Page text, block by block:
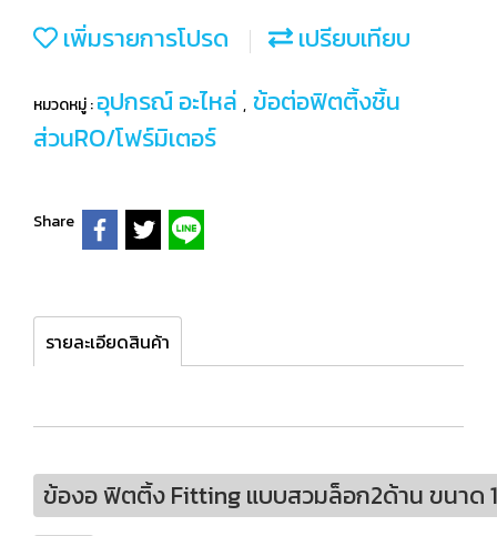
เพิ่มรายการโปรด เปรียบเทียบ
หมวดหมู่ :อุปกรณ์ อะไหล่ , ข้อต่อฟิตติ้งชิ้น
ส่วนRO/โฟร์มิเตอร์
Share
รายละเอียดสินค้า
ข้องอ ฟิตติ้ง Fitting แบบสวมล็อก2ด้าน ขนาด